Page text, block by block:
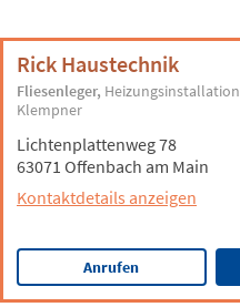
Rick Haustechnik
Fliesenleger Heizungsinstallation
Klempner
Lichtenplattenweg 78
63071 Offenbach am Main
Kontaktdetails anzeigen
Anrufen